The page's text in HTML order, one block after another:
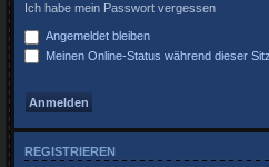
Ich habe mein Passwort vergessen
Angemeldet bleiben
Meinen Online-Status während dieser
REGISTRIEREN